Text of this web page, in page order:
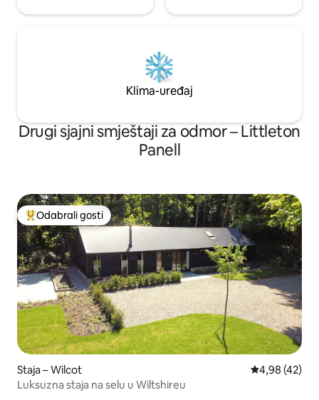
Klima-uređaj
Drugi sjajni smještaji za odmor – Littleton
Panell
Među najviše rangiranima s oznakom „Odabrali gosti”
Odabrali gosti
Staja – Wilcot Prosječna
4,98 (42)
Luksuzna staja na selu u Wiltshireu